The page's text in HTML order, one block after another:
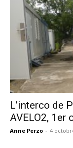
L’interco de
AVELO2, 1er
Anne Perzo - 4